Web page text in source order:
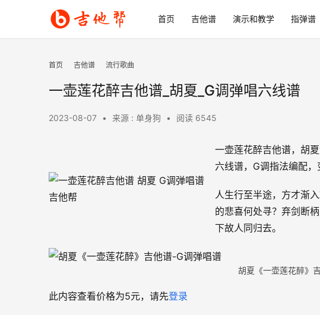
首页 吉他谱 演示和教学 指弹谱
首页 吉他谱 流行歌曲
一壶莲花醉吉他谱_胡夏_G调弹唱六线谱
2023-08-07 • 来源 : 单身狗 • 阅读 6545
一壶莲花醉吉他谱，胡
六线谱，G调指法编配
人生行至半途，方才渐
的悲喜何处寻？弃剑断
下故人同归去。
胡夏《一壶莲花醉》
此内容查看价格为5元，请先登录